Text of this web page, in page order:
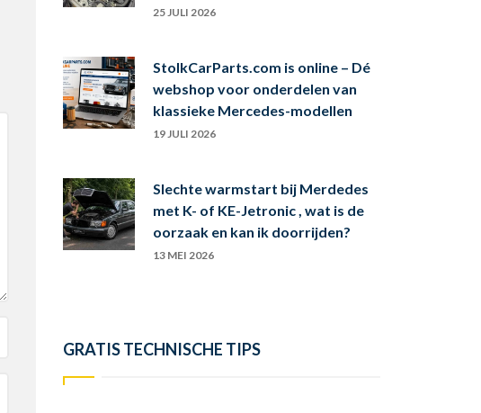
25 JULI 2026
StolkCarParts.com is online – Dé
webshop voor onderdelen van
klassieke Mercedes-modellen
19 JULI 2026
Slechte warmstart bij Merdedes
met K- of KE-Jetronic , wat is de
oorzaak en kan ik doorrijden?
13 MEI 2026
GRATIS TECHNISCHE TIPS